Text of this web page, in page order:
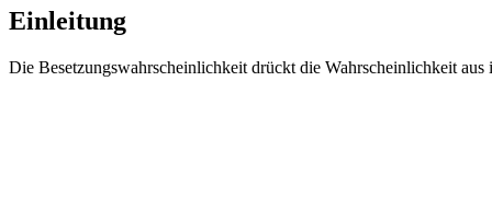
Einleitung
Die Besetzungswahrscheinlichkeit drückt die Wahrscheinlichkeit